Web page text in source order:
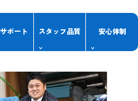
サポート スタッフ品質 安心体制